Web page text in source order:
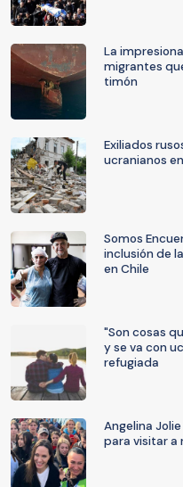
La
migrantes
timón
Exiliados
ucranianos
Somos
inclusión de
en Chile
"Son cosas
y se va con
refugiada
Angelina
para visitar a